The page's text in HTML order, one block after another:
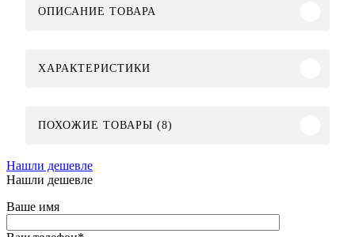
ОПИСАНИЕ ТОВАРА
ХАРАКТЕРИСТИКИ
ПОХОЖИЕ ТОВАРЫ (8)
Нашли дешевле
Нашли дешевле
Ваше имя